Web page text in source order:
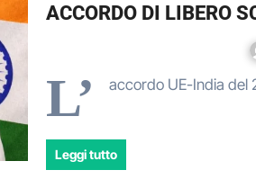
ACCORDO DI LIBERO
L’
accordo UE-India del
Leggi tutto